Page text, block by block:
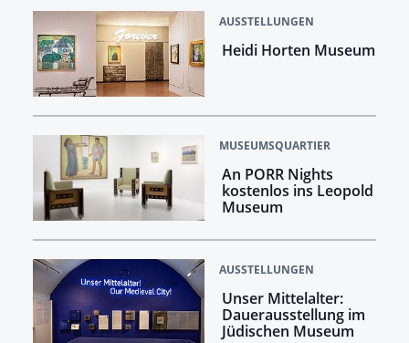
AUSSTELLUNGEN
Heidi Horten Museum
MUSEUMSQUARTIER
An PORR Nights
kostenlos ins Leopold
Museum
AUSSTELLUNGEN
Unser Mittelalter:
Dauerausstellung im
Jüdischen Museum